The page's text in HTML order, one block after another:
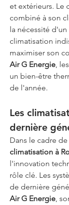
et extérieurs. Le
combiné à son
la nécessité
climatisation
maximiser son
Air G Energie,
un bien-être
de l'année.
Les
dernière
Dans le cadre
climatisation à
l'innovation
rôle clé. Les
de dernière
Air G Energie,